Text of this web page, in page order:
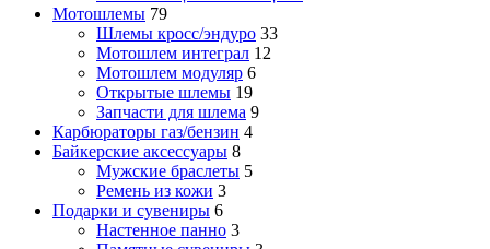
Мотошлемы 79
Шлемы кросс/эндуро 33
Мотошлем интеграл 12
Мотошлем модуляр 6
Открытые шлемы 19
Запчасти для шлема 9
Карбюраторы газ/бензин 4
Байкерские аксессуары 8
Мужские браслеты 5
Ремень из кожи 3
Подарки и сувениры 6
Настенное панно 3